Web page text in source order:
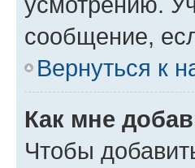
сообщение,
Вернуться к
Как мне
Чтобы